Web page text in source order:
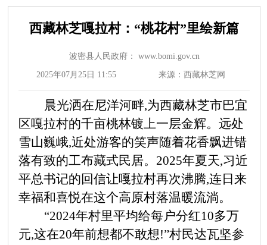
西藏林芝嘎拉村：“桃花村”里绘新篇
波密县人民政府： www.bomi.gov.cn
2025年07月25日 11:55 来源：西藏林芝网
晨光洒在尼洋河畔,为西藏林芝市巴宜
区嘎拉村的千亩桃林镀上一层金辉。远处
雪山巍峨,近处游客的笑声随着花香飘进错
落有致的工布藏式民居。 2025年夏天,习近
平总书记的回信让嘎拉村再次沸腾,连日来
幸福和喜悦在这个高原村落温暖流淌。
“2024年村里平均给每户分红10多万
元,这在20年前想都不敢想!”村民达瓦坚参